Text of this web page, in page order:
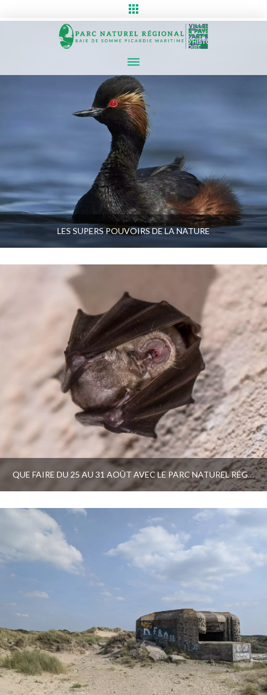
LES SUPERS POUVOIRS DE LA NATURE
QUE FAIRE DU 25 AU 31 AOÛT AVEC LE PARC NATUREL RÉGIONAL ET LE PAYS D’ART ET D’HISTOIRE